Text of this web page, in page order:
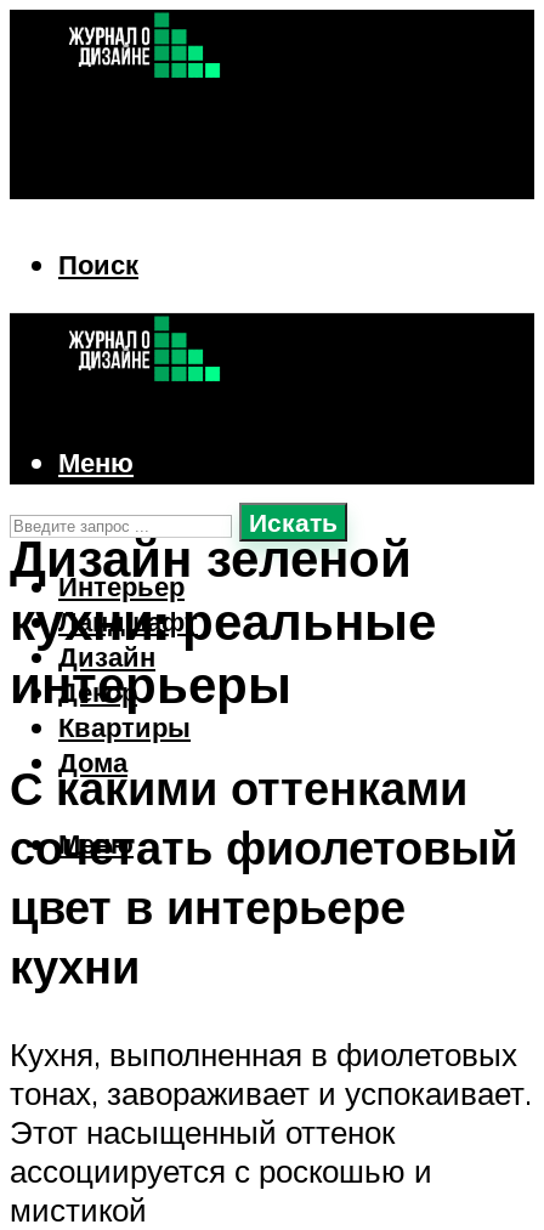
Поиск
Искать
Интерьер
Ландшафт
Дизайн
Декор
Квартиры
Дома
Меню
Меню
Дизайн зеленой
кухни: реальные
интерьеры
С какими оттенками
сочетать фиолетовый
цвет в интерьере
кухни
Кухня, выполненная в фиолетовых
тонах, завораживает и успокаивает.
Этот насыщенный оттенок
ассоциируется с роскошью и
мистикой